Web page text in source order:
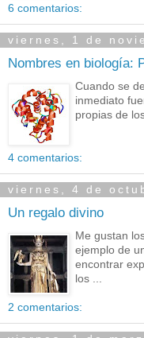
6 comentarios:
viernes, 1 de
Nombres en biología:
Cuando se
inmediato
propias de
4 comentarios:
viernes, 4 de
Un regalo divino
Me gustan
ejemplo de
encontrar
los ...
2 comentarios: